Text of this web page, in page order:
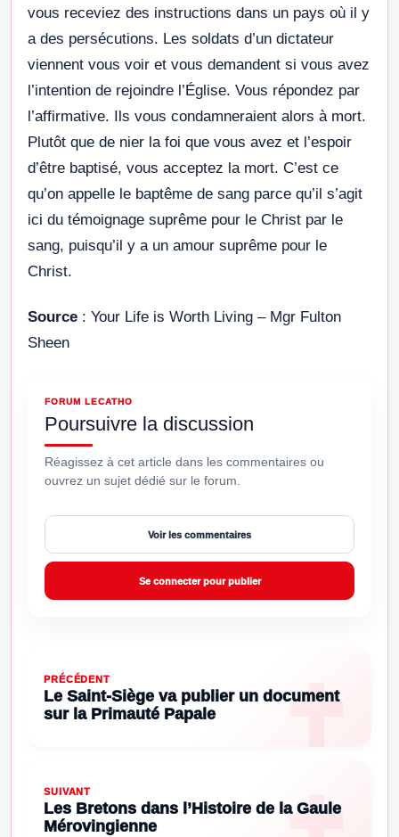
vous receviez des instructions dans un pays où il y
a des persécutions. Les soldats d’un dictateur
viennent vous voir et vous demandent si vous avez
l’intention de rejoindre l’Église. Vous répondez par
l’affirmative. Ils vous condamneraient alors à mort.
Plutôt que de nier la foi que vous avez et l’espoir
d’être baptisé, vous acceptez la mort. C’est ce
qu’on appelle le baptême de sang parce qu’il s’agit
ici du témoignage suprême pour le Christ par le
sang, puisqu’il y a un amour suprême pour le
Christ.
Source : Your Life is Worth Living – Mgr Fulton
Sheen
FORUM LECATHO
Poursuivre la discussion
Réagissez à cet article dans les commentaires ou
ouvrez un sujet dédié sur le forum.
Voir les commentaires
Se connecter pour publier
PRÉCÉDENT
Le Saint-Siège va publier un document
sur la Primauté Papale
SUIVANT
Les Bretons dans l’Histoire de la Gaule
Mérovingienne